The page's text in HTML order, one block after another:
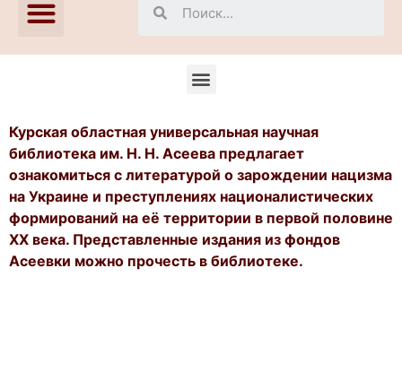
Курская областная универсальная научная
библиотека им. Н. Н. Асеева предлагает
ознакомиться с литературой о зарождении нацизма
на Украине и преступлениях националистических
формирований на её территории в первой половине
ХХ века. Представленные издания из фондов
Асеевки можно прочесть в библиотеке.